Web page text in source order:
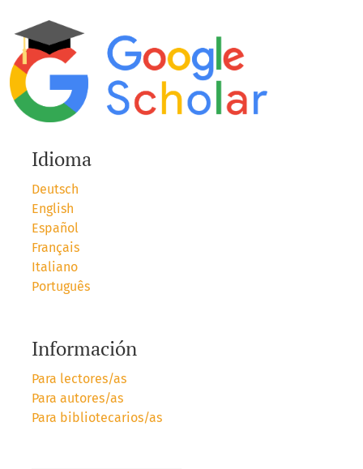
Idioma
Deutsch
English
Español
Français
Italiano
Português
Información
Para lectores/as
Para autores/as
Para bibliotecarios/as